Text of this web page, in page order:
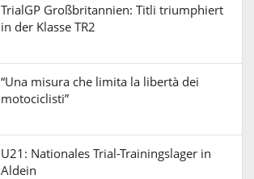
TrialGP Großbritannien: Titli triumphiert
in der Klasse TR2
“Una misura che limita la libertà dei
motociclisti”
U21: Nationales Trial-Trainingslager in
Aldein